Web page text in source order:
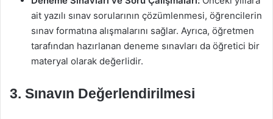
ait yazılı sınav sorularının çözümlenmesi, öğrencilerin
sınav formatına alışmalarını sağlar. Ayrıca, öğretmen
tarafından hazırlanan deneme sınavları da öğretici bir
materyal olarak değerlidir.
3. Sınavın Değerlendirilmesi